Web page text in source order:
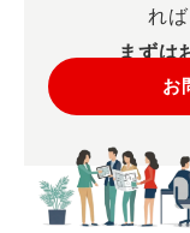
れ
まずは
お